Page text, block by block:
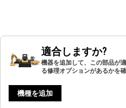
適合しますか?
機器を追加して、この部品が
る修理オプションがあるかを
機種を追加